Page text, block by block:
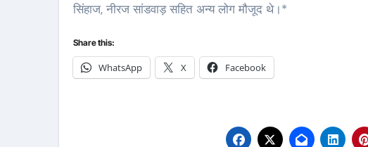
सिंहाज, नीरज सांडवाड़ सहित अन्य लोग मौजूद थे।*
Share this:
WhatsApp X Facebook